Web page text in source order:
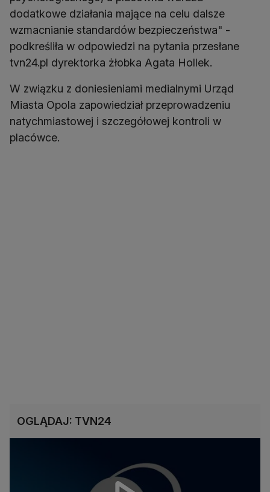
dodatkowe działania mające na celu dalsze
wzmacnianie standardów bezpieczeństwa" -
podkreśliła w odpowiedzi na pytania przesłane
tvn24.pl dyrektorka żłobka Agata Hollek.
W związku z doniesieniami medialnymi Urząd
Miasta Opola zapowiedział przeprowadzeniu
natychmiastowej i szczegółowej kontroli w
placówce.
OGLĄDAJ: TVN24